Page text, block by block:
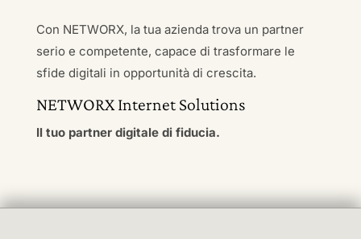
Con NETWORX, la tua azienda trova un partner
serio e competente, capace di trasformare le
sfide digitali in opportunità di crescita.
NETWORX Internet Solutions
Il tuo partner digitale di fiducia.